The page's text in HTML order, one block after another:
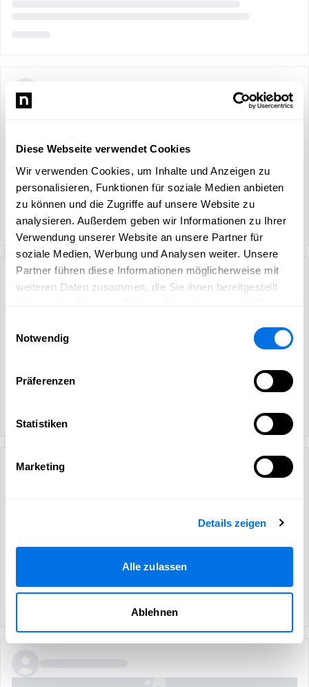
Diese Webseite verwendet Cookies
Wir verwenden Cookies, um Inhalte und Anzeigen zu
personalisieren, Funktionen für soziale Medien anbieten
zu können und die Zugriffe auf unsere Website zu
analysieren. Außerdem geben wir Informationen zu Ihrer
Verwendung unserer Website an unsere Partner für
soziale Medien, Werbung und Analysen weiter. Unsere
Partner führen diese Informationen möglicherweise mit
weiteren Daten zusammen, die Sie ihnen bereitgestellt
Notwendig
Präferenzen
Statistiken
Marketing
Details zeigen
Alle zulassen
Ablehnen